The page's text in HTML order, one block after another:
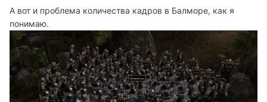
А вот и проблема количества кадров в Балморе, как я
понимаю.